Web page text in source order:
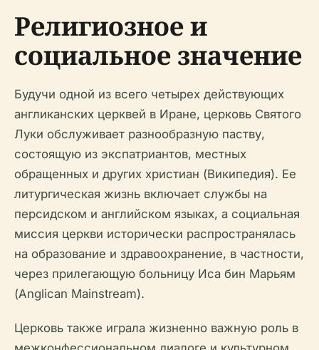
Религиозное и
социальное значение
Будучи одной из всего четырех действующих
англиканских церквей в Иране, церковь Святого
Луки обслуживает разнообразную паству,
состоящую из экспатриантов, местных
обращенных и других христиан (Википедия). Ее
литургическая жизнь включает службы на
персидском и английском языках, а социальная
миссия церкви исторически распространялась
на образование и здравоохранение, в частности,
через прилегающую больницу Иса бин Марьям
(Anglican Mainstream).
Церковь также играла жизненно важную роль в